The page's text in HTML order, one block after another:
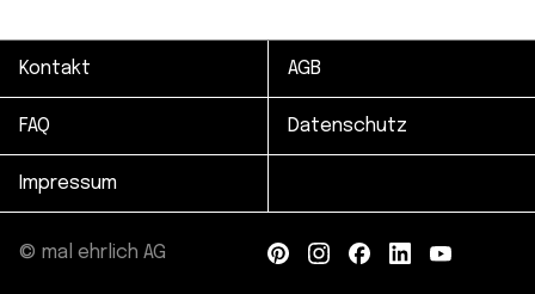
Kontakt AGB
FAQ Datenschutz
Impressum
© mal ehrlich AG